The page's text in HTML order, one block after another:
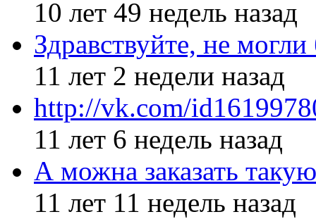
10 лет 49 недель назад
Здравствуйте, не
11 лет 2 недели назад
http://vk.com/
11 лет 6 недель назад
А можна заказать
11 лет 11 недель назад